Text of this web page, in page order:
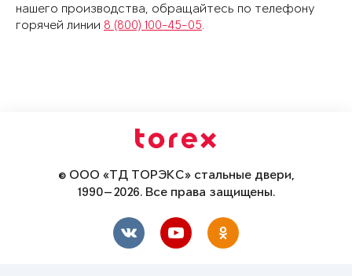
нашего производства, обращайтесь по телефону
горячей линии 8 (800) 100-45-05.
© ООО «ТД ТОРЭКС» стальные двери,
1990—2026. Все права защищены.